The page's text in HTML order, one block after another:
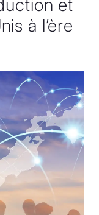
et
à l’ère